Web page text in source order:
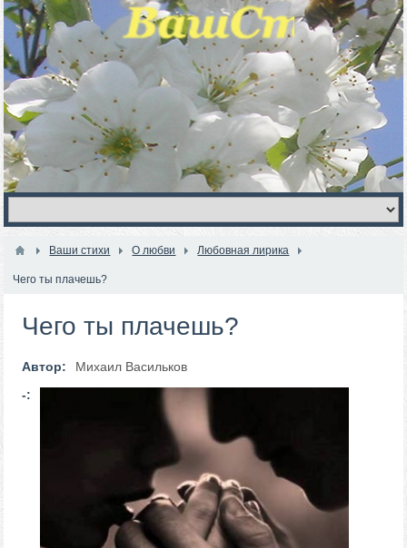
Ваши стихи О любви Любовная лирика
Чего ты плачешь?
Чего ты плачешь?
Автор:
Михаил Васильков
-: